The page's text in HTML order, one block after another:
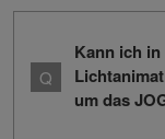
Kann ich
um das